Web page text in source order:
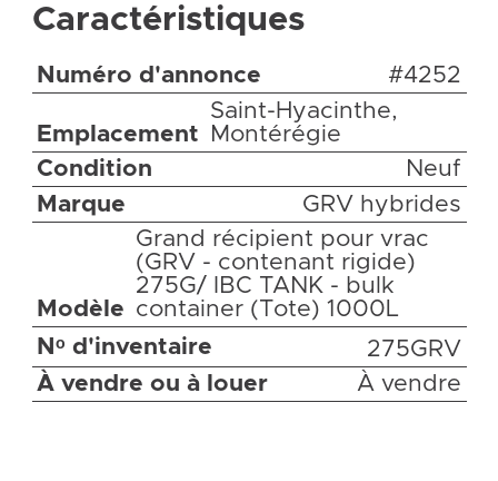
Caractéristiques
Numéro d'annonce #4252
Emplacement
Saint-Hyacinthe,
Montérégie
Condition
Neuf
Marque
GRV hybrides
Modèle
Grand récipient pour vrac
(GRV - contenant rigide)
275G/ IBC TANK - bulk
container (Tote) 1000L
Nᵒ d'inventaire
275GRV
À vendre ou à louer
À vendre